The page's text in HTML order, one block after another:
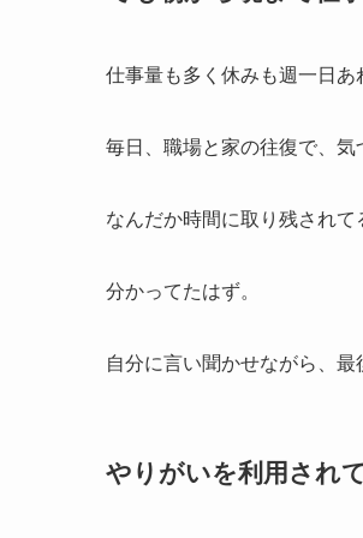
仕事量も多く休みも週一日あ
毎日、職場と家の往復で、気
なんだか時間に取り残されて
分かってたはず。
自分に言い聞かせながら、
やりがいを利用され